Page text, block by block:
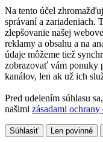
Na tento účel
správaní a zariadeniach.
zlepšovanie našej
reklamy a obsahu a na
údaje môžeme tiež
zobrazovať vám ponuky
kanálov, len ak už ich
Pred udelením súhlasu
našimi zásadami
Súhlasiť Len povinné